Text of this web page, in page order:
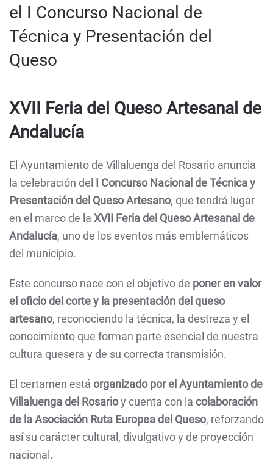
el I Concurso Nacional de
Técnica y Presentación del
Queso
XVII Feria del Queso Artesanal de
Andalucía
El Ayuntamiento de Villaluenga del Rosario anuncia
la celebración del I Concurso Nacional de Técnica y
Presentación del Queso Artesano, que tendrá lugar
en el marco de la XVII Feria del Queso Artesanal de
Andalucía, uno de los eventos más emblemáticos
del municipio.
Este concurso nace con el objetivo de poner en valor
el oficio del corte y la presentación del queso
artesano, reconociendo la técnica, la destreza y el
conocimiento que forman parte esencial de nuestra
cultura quesera y de su correcta transmisión.
El certamen está organizado por el Ayuntamiento de
Villaluenga del Rosarioy cuenta con la colaboración
de la Asociación Ruta Europea del Queso, reforzando
así su carácter cultural, divulgativo y de proyección
nacional.